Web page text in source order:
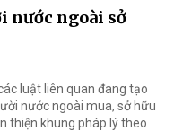
nước ngoài sở
luật liên quan đang tạo
nước ngoài mua, sở hữu
thiện khung pháp lý theo